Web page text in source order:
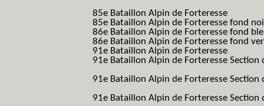
85e Bataillon Alpin de Forteresse
85e Bataillon Alpin de Forteresse fond
86e Bataillon Alpin de Forteresse fond
86e Bataillon Alpin de Forteresse fond
91e Bataillon Alpin de Forteresse
91e Bataillon Alpin de Forteresse
91e Bataillon Alpin de Forteresse
91e Bataillon Alpin de Forteresse